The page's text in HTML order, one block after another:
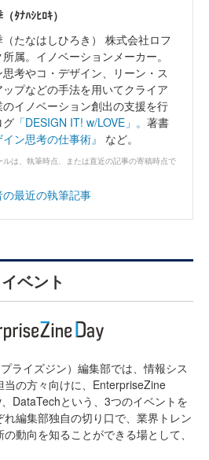
ﾀﾅﾊｼﾋﾛｷ）
たなはしひろき） 株式会社ロフ
所属。イノベーションメーカー。
考やコ・デザイン、リーン・ス
ップなどの手法を用いてクライア
のイノベーション創出の支援を行
グ 「DESIGN IT! w/LOVE」。 著書
イン思考の仕事術』 など。
ルは、執筆時点、または直近の記事の寄稿時点で
の最近の執筆記事
イベント
ライズジン）編集部では、情報シス
当の方々向けに、EnterpriseZine
DataTechという、3つのイベントを
編集部独自の切り口で、業界トレン
動向を知ることができる場として、